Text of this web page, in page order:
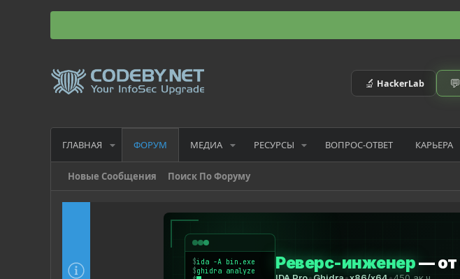
🔬 HackerLab 💬
ГЛАВНАЯ ФОРУМ МЕДИА РЕСУРСЫ ВОПРОС-ОТВЕТ КАРЬЕРА
Новые Сообщения Поиск По Форуму